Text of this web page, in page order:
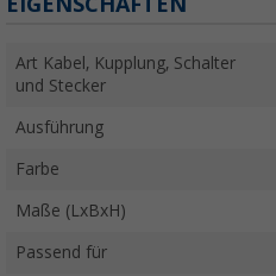
Art Kabel, Kupplung, Schalter
und Stecker
Ausführung
Farbe
Maße (LxBxH)
Passend für